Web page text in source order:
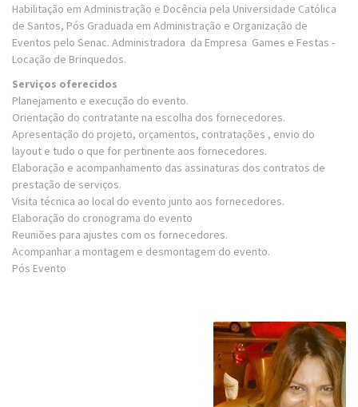
Habilitação em Administração e Docência pela Universidade Católica
de Santos, Pós Graduada em Administração e Organização de
Eventos pelo Senac. Administradora da Empresa Games e Festas -
Locação de Brinquedos.
Serviços oferecidos
Planejamento e execução do evento.
Orientação do contratante na escolha dos fornecedores.
Apresentação do projeto, orçamentos, contratações , envio do
layout e tudo o que for pertinente aos fornecedores.
Elaboração e acompanhamento das assinaturas dos contratos de
prestação de serviços.
Visita técnica ao local do evento junto aos fornecedores.
Elaboração do cronograma do evento
Reuniões para ajustes com os fornecedores.
Acompanhar a montagem e desmontagem do evento.
Pós Evento